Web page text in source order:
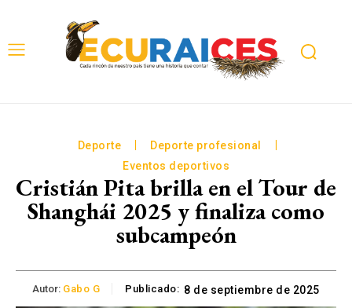
Deporte
Deporte profesional
Eventos deportivos
Cristián Pita brilla en el Tour de
Shanghái 2025 y finaliza como
subcampeón
Autor: Gabo G Publicado: 8 de septiembre de 2025